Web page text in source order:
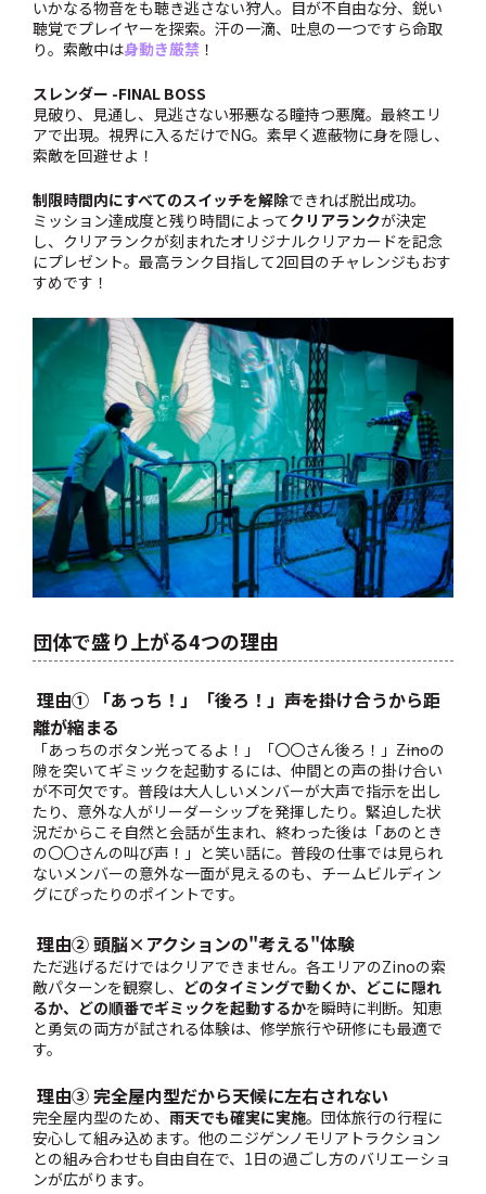
いかなる物音をも聴き逃さない狩人。目が不自由な分、鋭い
聴覚でプレイヤーを探索。汗の一滴、吐息の一つですら命取
り。索敵中は身動き厳禁 ！
スレンダー -FINAL BOSS
見破り、見通し、見逃さない――邪悪なる瞳持つ悪魔。最終エリ
アで出現。視界に入るだけでNG。素早く遮蔽物に身を隠し、
索敵を回避せよ！
制限時間内にすべてのスイッチを解除できれば脱出成功。
ミッション達成度と残り時間によってクリアランクが決定
し、クリアランクが刻まれたオリジナルクリアカードを記念
にプレゼント。最高ランク目指して2回目のチャレンジもおす
すめです！
団体で盛り上がる4つの理由
理由① 「あっち！」「後ろ！」――声を掛け合うから距
離が縮まる
「あっちのボタン光ってるよ！」「〇〇さん後ろ！」――Zinoの
隙を突いてギミックを起動するには、仲間との声の掛け合い
が不可欠です。普段は大人しいメンバーが大声で指示を出し
たり、意外な人がリーダーシップを発揮したり。緊迫した状
況だからこそ自然と会話が生まれ、終わった後は「あのとき
の〇〇さんの叫び声！」と笑い話に。普段の仕事では見られ
ないメンバーの意外な一面が見えるのも、チームビルディン
グにぴったりのポイントです。
理由② 頭脳×アクションの"考える"体験
ただ逃げるだけではクリアできません。各エリアのZinoの索
敵パターンを観察し、 どのタイミングで動くか、どこに隠れ
るか、どの順番でギミックを起動するかを瞬時に判断。知恵
と勇気の両方が試される体験は、修学旅行や研修にも最適で
す。
理由③ 完全屋内型だから天候に左右されない
完全屋内型のため、 雨天でも確実に実施。団体旅行の行程に
安心して組み込めます。他のニジゲンノモリアトラクション
との組み合わせも自由自在で、1日の過ごし方のバリエーショ
ンが広がります。